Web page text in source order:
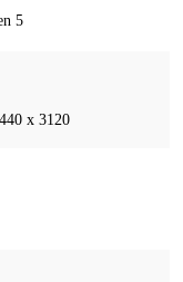
5
x 3120